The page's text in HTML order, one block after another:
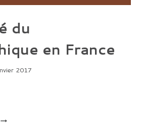
du
en France
2017